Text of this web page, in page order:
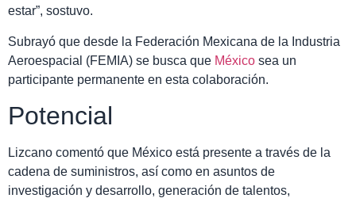
estar”, sostuvo.
Subrayó que desde la Federación Mexicana de la Industria
Aeroespacial (FEMIA) se busca que México sea un
participante permanente en esta colaboración.
Potencial
Lizcano comentó que México está presente a través de la
cadena de suministros, así como en asuntos de
investigación y desarrollo, generación de talentos,